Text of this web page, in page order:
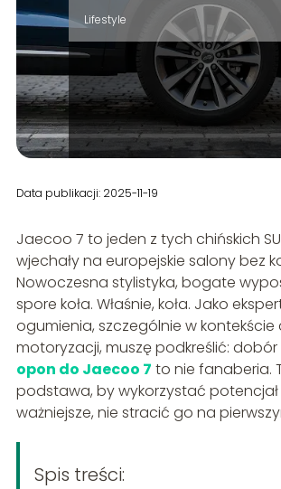
Lifestyle
Data publikacji: 2025-11-19
Jaecoo 7 to jeden z tych chińskich
wjechały na europejskie salony bez
Nowoczesna stylistyka, bogate
spore koła. Właśnie, koła. Jako
ogumienia, szczególnie w kontekście
motoryzacji, muszę podkreślić: dobór
opon do Jaecoo 7 to nie fanaberia.
podstawa, by wykorzystać
ważniejsze, nie stracić go na
Spis treści: